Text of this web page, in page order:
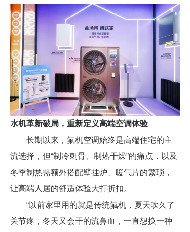
水机革新破局，重新定义高端空调体验
长期以来，氟机空调始终是高端住宅的主
流选择，但“制冷刺骨、制热干燥”的痛点，以及
冬季制热需额外搭配壁挂炉、暖气片的繁琐，
让高端人居的舒适体验大打折扣。
“以前家里用的就是传统氟机，夏天吹久了
关节疼，冬天又会干的流鼻血，一直想换一种